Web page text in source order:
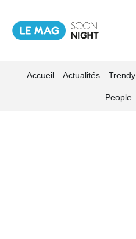
Accueil Actualités Trendy
People